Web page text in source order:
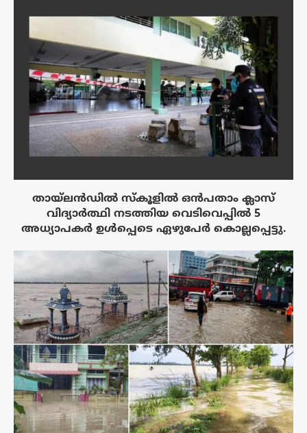
തായ്‌ലൻഡിൽ സ്കൂളിൽ ഒൻപതാം ക്ലാസ്
വിദ്യാർത്ഥി നടത്തിയ വെടിവെപ്പിൽ 5
അധ്യാപകർ ഉൾപ്പെടെ ഏഴുപേർ കൊല്ലപ്പെട്ടു.